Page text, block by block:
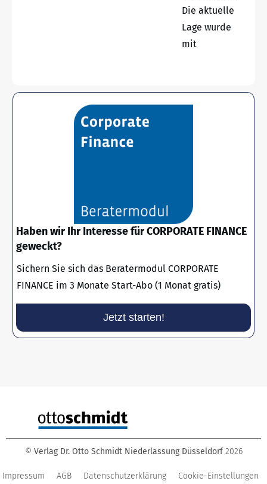
Die aktuelle
Lage wurde
mit
Haben wir Ihr Interesse für CORPORATE FINANCE
geweckt?
Sichern Sie sich das Beratermodul CORPORATE
FINANCE im 3 Monate Start-Abo (1 Monat gratis)
Jetzt starten!
© Verlag Dr. Otto Schmidt Niederlassung Düsseldorf 2026
Impressum AGB Datenschutzerklärung Cookie-Einstellungen